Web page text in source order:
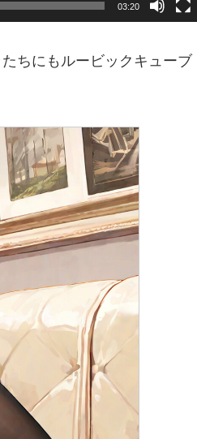
03:20
ちにもルービックキューブ